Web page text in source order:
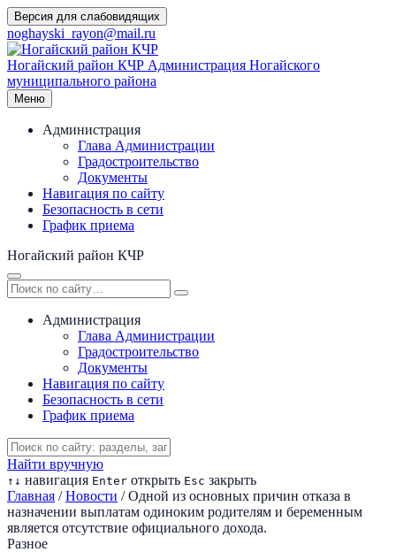
Перейти
к
содержимому
Версия для слабовидящих
noghayski_rayon@mail.ru
Ногайский район КЧР Администрация Ногайского
муниципального района
Меню
Администрация
Глава Администрации
Градостроительство
Документы
Навигация по сайту
Безопасность в сети
График приема
Ногайский район КЧР
Администрация
Глава Администрации
Градостроительство
Документы
Навигация по сайту
Безопасность в сети
График приема
Найти вручную
↑ ↓ навигация Enter открыть Esc закрыть
Главная / Новости / Одной из основных причин отказа в
назначении выплатам одиноким родителям и беременным
является отсутствие официального дохода.
Разное